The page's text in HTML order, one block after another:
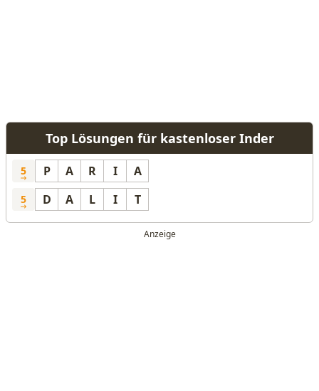
Top Lösungen für kastenloser Inder
5 P A R I A
5 D A L I T